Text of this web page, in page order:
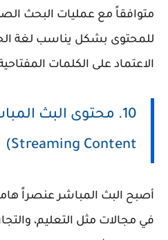
متوافقاً مع عمليات البحث
للمحتوى بشكل يناسب لغة
الاعتماد على الكلمات
Streaming Content)
أصبح البث المباشر عنصراً
في مجالات مثل التعليم،